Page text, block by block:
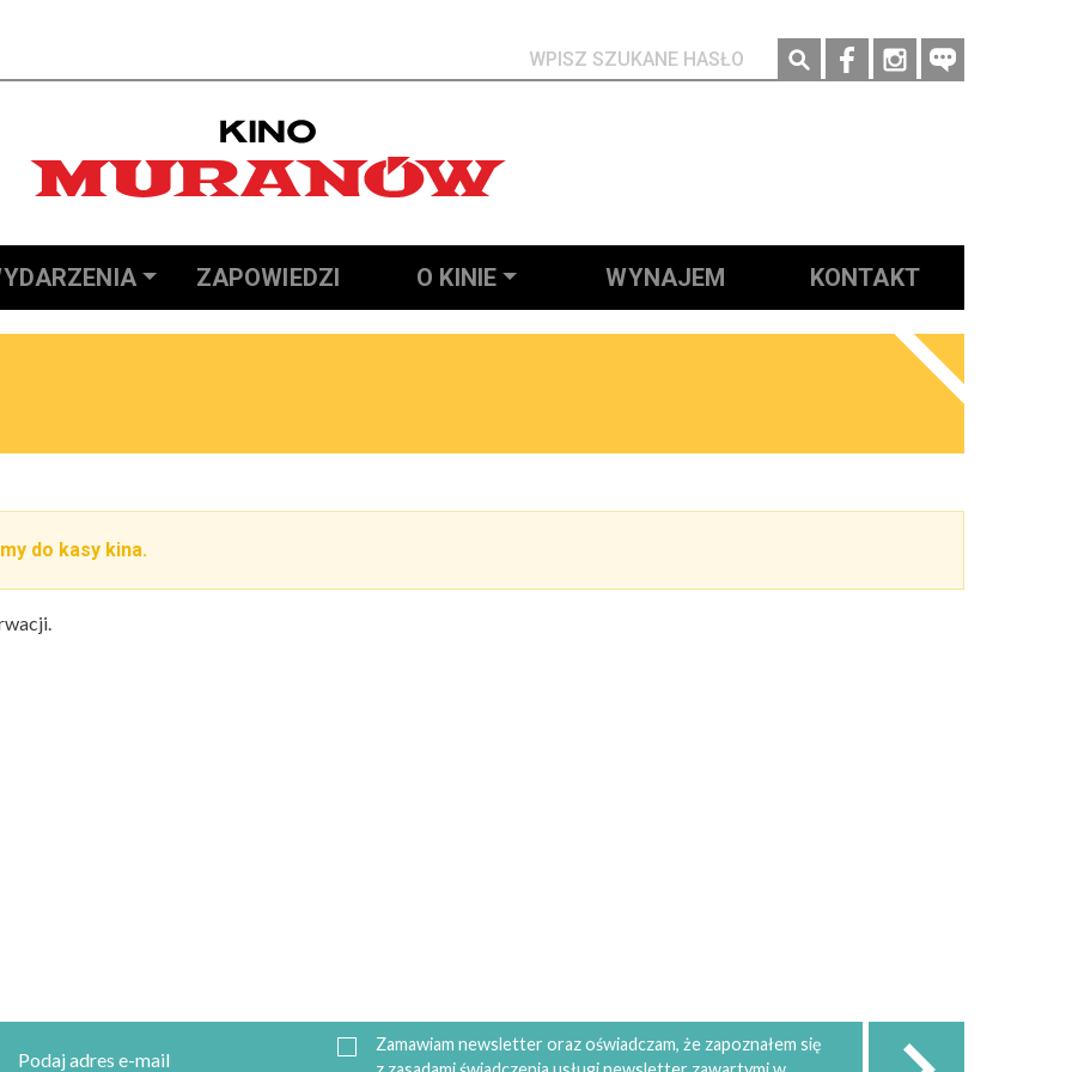
Social media
ZAPOWIEDZI O KINIE WYNAJEM KONTAKT
do kasy kina.
Zamawiam newsletter oraz oświadczam, że zapoznałem się